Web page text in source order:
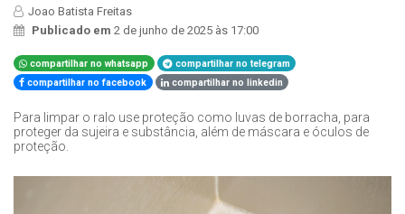
Joao Batista Freitas
Publicado em 2 de junho de 2025 às 17:00
compartilhar no whatsapp
compartilhar no telegram
compartilhar no facebook
compartilhar no linkedin
Para limpar o ralo use proteção como luvas de borracha, para
proteger da sujeira e substância, além de máscara e óculos de
proteção.